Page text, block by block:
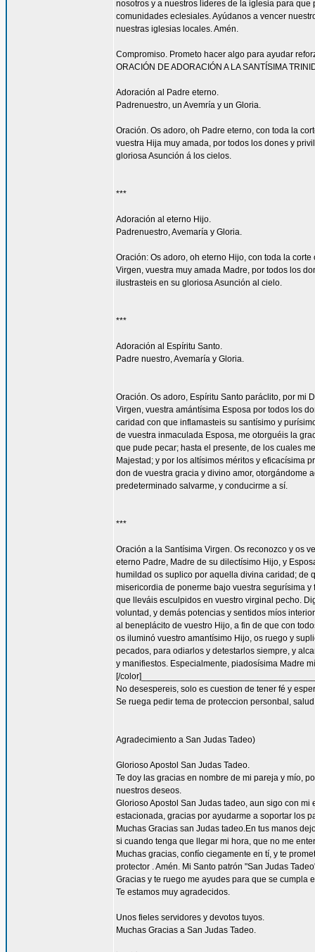
nosotros y a nuestros líderes de la iglesia para
comunidades eclesiales. Ayúdanos a vencer
nuestras iglesias locales. Amén.
Compromiso. Prometo hacer algo para ayudar
ORACIÓN DE ADORACIÓN A LA SANTÍSIMA
Adoración al Padre eterno.
Padrenuestro, un Avemría y un Gloria.
Oración. Os adoro, oh Padre eterno, con toda la
vuestra Hija muy amada, por todos los dones y
gloriosa Asunción á los cielos.
***
Adoración al eterno Hijo.
Padrenuestro, Avemaría y Gloria.
Oración: Os adoro, oh eterno Hijo, con toda la
Virgen, vuestra muy amada Madre, por todos los
ilustrasteis en su gloriosa Asunción al cielo.
***
Adoración al Espíritu Santo.
Padre nuestro, Avemaría y Gloria.
Oración. Os adoro, Espíritu Santo paráclito, por mi
Virgen, vuestra amántísima Esposa por todos los
caridad con que inflamasteis su santísimo y
de vuestra inmaculada Esposa, me otorguéis la
que pude pecar; hasta el presente, de los cuales
Majestad; y por los altísimos méritos y eficacísima
don de vuestra gracia y divino amor, otorgándome
predeterminado salvarme, y conducirme a sí.
***
Oración a la Santísima Virgen. Os reconozco y os
eterno Padre, Madre de su dilectísimo Hijo, y
humildad os suplico por aquella divina caridad; de
misericordia de ponerme bajo vuestra segurísima
que lleváis esculpidos en vuestro virginal pecho.
voluntad, y demás potencias y sentidos míos
al beneplácito de vuestro Hijo, a fin de que con
os iluminó vuestro amantísimo Hijo, os ruego y
pecados, para odiarlos y detestarlos siempre, y
y manifiestos. Especialmente, piadosísima Madre
[/
No desespereis, solo es cuestion de tener fé y
Se ruega pedir tema de proteccion personbal,
Agradecimiento a San Judas Tadeo)
Glorioso Apostol San Judas Tadeo.
Te doy las gracias en nombre de mi pareja y mío,
nuestros deseos.
Glorioso Apostol San Judas tadeo, aun sigo con
estacionada, gracias por ayudarme a soportar los
Muchas Gracias san Judas tadeo.En tus manos
si cuando tenga que llegar mi hora, que no me
Muchas gracias, confío ciegamente en tí, y te
protector . Amén. Mi Santo patrón "San Judas
Gracias y te ruego me ayudes para que se cumpla
Te estamos muy agradecidos.
Unos fieles servidores y devotos tuyos.
Muchas Gracias a San Judas Tadeo.